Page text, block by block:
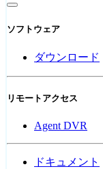
ソフトウェア
ダウンロード
リモートアクセス
Agent DVR
ドキュメント